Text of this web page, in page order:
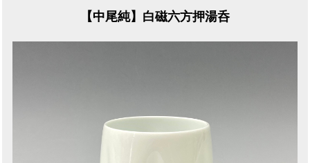
【中尾純】白磁六方押湯呑